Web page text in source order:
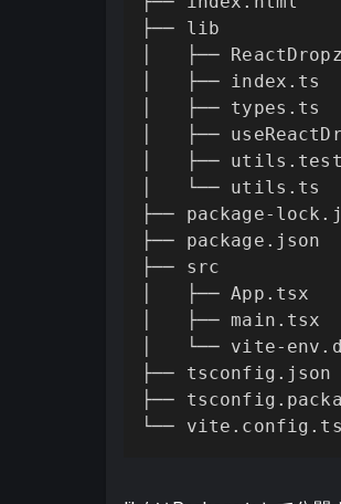
├── lib
│   ├──
│   ├── index.ts
│   ├── types.ts
│   ├──
│   ├──
│   └── utils.ts
├── package-
├── package.json
├── src
│   ├── App.tsx
│   ├── main.tsx
│   └── vite-
├── tsconfig.json
├──
└── vite.config.ts